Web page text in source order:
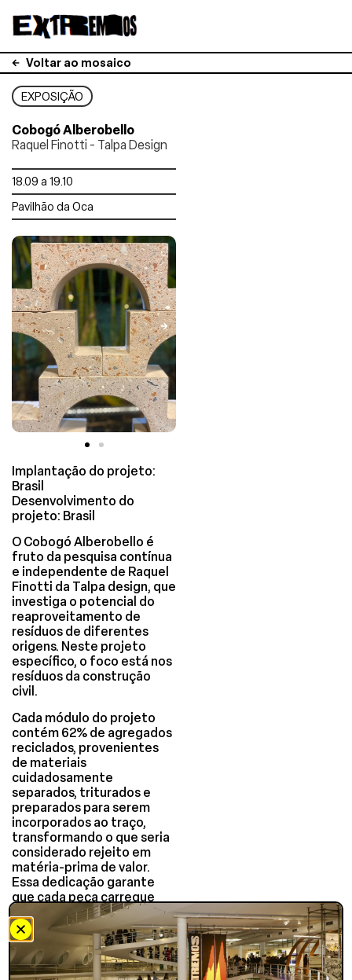
Voltar ao mosaico
EXPOSIÇÃO
Cobogó Alberobello
Raquel Finotti - Talpa Design
18.09 a 19.10
Pavilhão da Oca
Implantação do projeto:
Brasil
Desenvolvimento do
projeto: Brasil
O Cobogó Alberobello é
fruto da pesquisa contínua
e independente de Raquel
Finotti da Talpa design, que
investiga o potencial do
reaproveitamento de
resíduos de diferentes
origens. Neste projeto
específico, o foco está nos
resíduos da construção
civil.
Cada módulo do projeto
contém 62% de agregados
reciclados, provenientes
de materiais
cuidadosamente
separados, triturados e
preparados para serem
incorporados ao traço,
transformando o que seria
considerado rejeito em
matéria-prima de valor.
Essa dedicação garante
que cada peça carregue
não apenas uma função
prática, mas também a
narrativa de cuidado e
atenção em cada etapa do
processo.